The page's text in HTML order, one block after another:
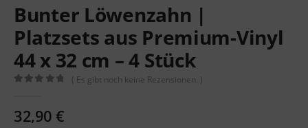
Bunter Löwenzahn |
Platzsets aus Premium-Vinyl
44 x 32 cm – 4 Stück
( Es gibt noch keine Rezensionen. )
32,90€